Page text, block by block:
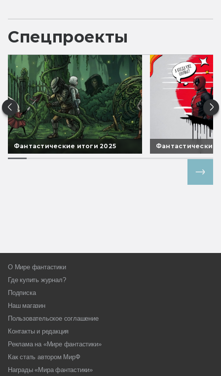
Спецпроекты
Фантастические итоги 2025 Фантастические
О Мире фантастики
Где купить журнал?
Подписка
Наш магазин
Пользовательское соглашение
Контакты и редакция
Реклама на «Мире фантастики»
Как стать автором МирФ
Награды «Мира фантастики»